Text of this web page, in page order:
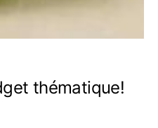
thématique!